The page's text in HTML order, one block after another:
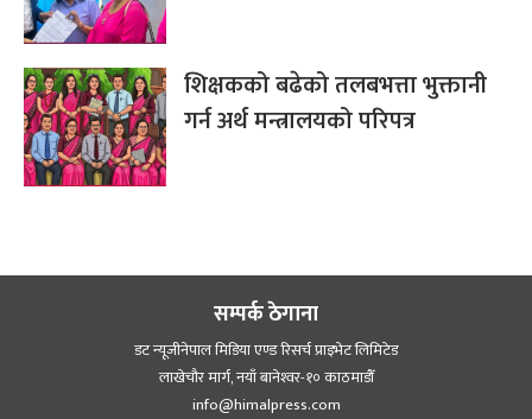
शिक्षकको बढेको तलबभत्ता भुक्तानी
गर्न अर्थ मन्त्रालयको परिपत्र
सम्पर्क ठेगाना
डट न्यूजीनेपाल मिडिया एण्ड रिसर्च प्राइभेट लिमिटेड
लाखेचौर मार्ग, नयाँ बानेश्‍वर-१० काठमाडौँ
info@himalpress.com